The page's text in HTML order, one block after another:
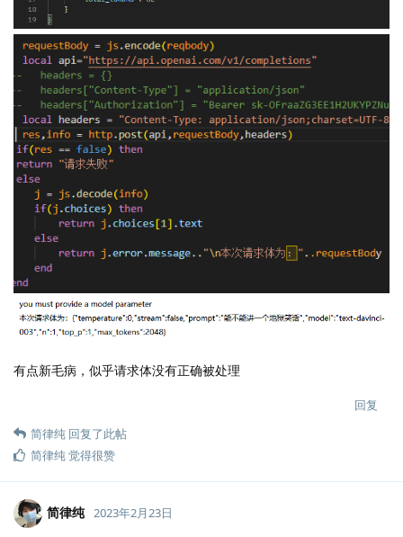
有点新毛病，似乎请求体没有正确被处理
回复
简律纯 回复了此帖
简律纯觉得很赞
简律纯 2023年2月23日